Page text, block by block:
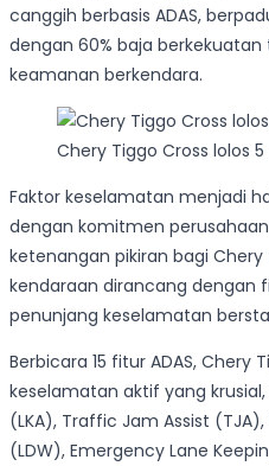
canggih berbasis ADAS,
dengan 60% baja
keamanan berkendara.
Chery Tiggo Cross lolos 5
Faktor keselamatan menjadi
dengan komitmen
ketenangan pikiran bagi
kendaraan dirancang dengan
penunjang keselamatan
Berbicara 15 fitur ADAS, Chery
keselamatan aktif yang
(LKA), Traffic Jam Assist
(LDW), Emergency Lane